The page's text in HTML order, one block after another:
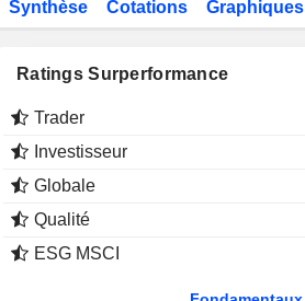
Synthèse Cotations Graphiques
Ratings Surperformance
Trader
Investisseur
Globale
Qualité
ESG MSCI